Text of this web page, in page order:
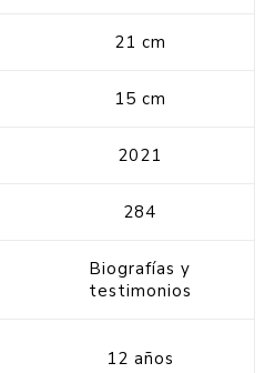
21 cm
15 cm
2021
284
Biografías y
testimonios
12 años